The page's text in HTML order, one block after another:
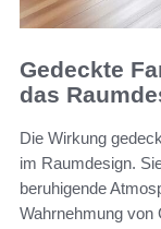
Gedeckte
das
Die Wirkung
im Raumdesign.
beruhigende
Wahrnehmung von